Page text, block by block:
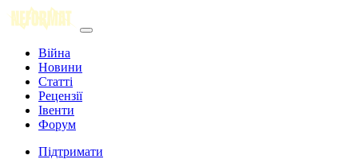
Війна
Новини
Статті
Рецензії
Івенти
Форум
Підтримати